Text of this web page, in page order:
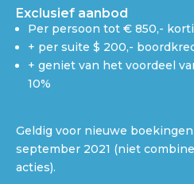
Exclusief aanbod
Per persoon tot € 850,-
+ per suite $ 200,-
+ geniet van het voordeel
10%
Geldig voor nieuwe boekingen
september 2021 (niet
acties).